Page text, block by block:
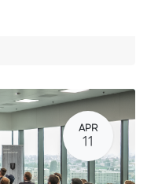
APR
11